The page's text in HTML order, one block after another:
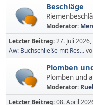
Beschläge
Moderator:
Letzter Beitrag:27. Juli
Aw: Buchschließe mit Res...
Plomben
Plomben und
Moderator:
Letzter Beitrag:08. April